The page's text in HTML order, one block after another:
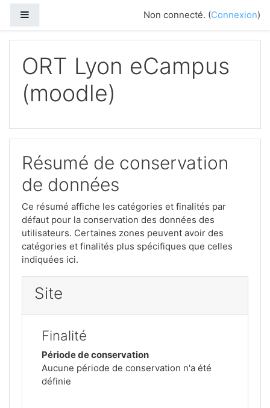
Non connecté. (Connexion)
ORT Lyon eCampus
(moodle)
Résumé de conservation
de données
Ce résumé affiche les catégories et finalités par
défaut pour la conservation des données des
utilisateurs. Certaines zones peuvent avoir des
catégories et finalités plus spécifiques que celles
indiquées ici.
Site
Finalité
Période de conservation
Aucune période de conservation n'a été
définie